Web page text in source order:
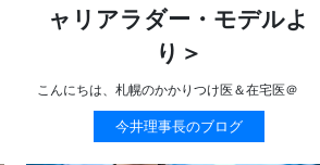
ャリアラダー・モデルよ
り＞
こんにちは、札幌のかかりつけ医＆在宅医＠
今井理事長のブログ